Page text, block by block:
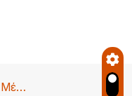
Λήμνος: Μέλος πληρώματος Αλιευτικού έχασε την ζωή του …..εν πλώ.